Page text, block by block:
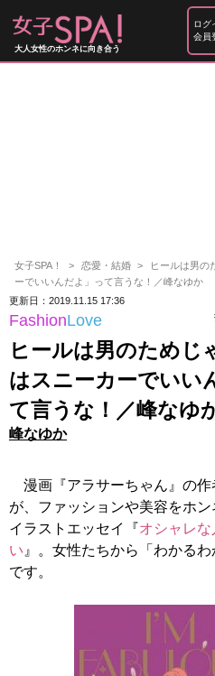
大人女性のホンネに向き合う
ログ
会員
女子SPA！ 恋愛・結婚
ヒールは男の
ーでいいんだよ」って言うな！／峰なゆか
更新日：2019.11.15 17:36
FashionLove
ヒールは男のためじ
はスニーカーでいい
て言うな！／峰なゆ
峰なゆか
漫画『アラサーちゃん』の作
が、ファッションや美容をホ
イラストエッセイ『オシャレ
い 』。女性たちから「わかる
です。